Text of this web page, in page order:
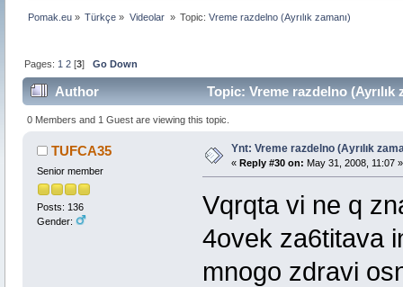
Pomak.eu » Türkçe » Videolar » Topic:Vreme razdelno (Ayrılık zamanı)
Pages: 1 2 [3]Go Down
Author Topic: Vreme razdelno (Ayrılık
0 Members and 1 Guest are viewing this topic.
TUFCA35
Senior member
Posts: 136
Gender:
Ynt: Vreme razdelno (Ayrılık
« Reply #30 on: May 31, 2008, 11:07 »
Vqrqta vi ne q
4ovek za6titava
mnogo zdravi